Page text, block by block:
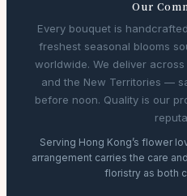
Our
Every bouquet is
freshest seasonal blooms
worldwide. We deliver
and the New Territories —
before noon. Quality is our
Serving Hong Kong’s flower
arrangement carries the care
floristry as both